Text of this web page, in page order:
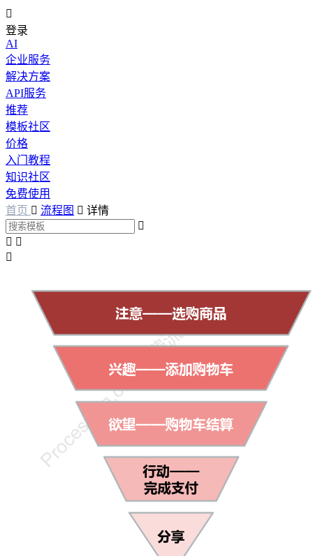

登录
AI
企业服务
解决方案
API服务
推荐
模板社区
价格
入门教程
知识社区
免费使用
首页  流程图  详情

 
